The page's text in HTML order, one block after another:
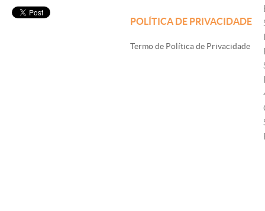
POLÍTICA DE PRIVACIDADE
Termo de Política de Privacidade